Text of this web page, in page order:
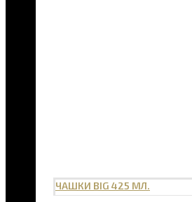
ЧАШКИ BIG 425 МЛ.